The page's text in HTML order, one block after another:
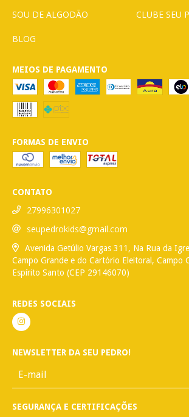
SOU DE ALGODÃO CLUBE SEU
BLOG
MEIOS DE PAGAMENTO
FORMAS DE ENVIO
CONTATO
27996301027
seupedrokids@gmail.com
Avenida Getúlio Vargas 311, Na Rua da
Campo Grande e do Cartório Eleitoral, Campo
Espírito Santo (CEP 29146070)
REDES SOCIAIS
NEWSLETTER DA SEU PEDRO!
SEGURANÇA E CERTIFICAÇÕES